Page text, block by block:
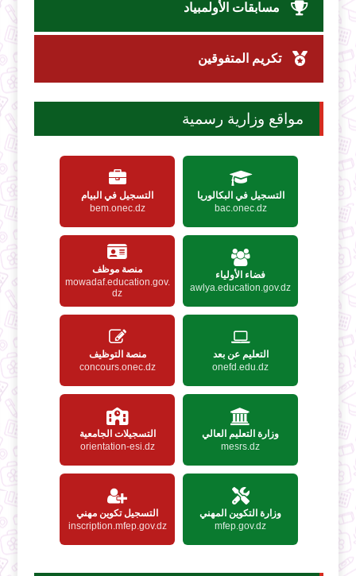
مسابقات الأولمبياد
تكريم المتفوقين
مواقع وزارية رسمية
التسجيل في البكالوريا
bac.onec.dz
التسجيل في البيام
bem.onec.dz
فضاء الأولياء
awlya.education.gov.dz
منصة موظف
mowadaf.education.gov.
dz
التعليم عن بعد
onefd.edu.dz
منصة التوظيف
concours.onec.dz
وزارة التعليم العالي
mesrs.dz
التسجيلات الجامعية
orientation-esi.dz
وزارة التكوين المهني
mfep.gov.dz
التسجيل تكوين مهني
inscription.mfep.gov.dz